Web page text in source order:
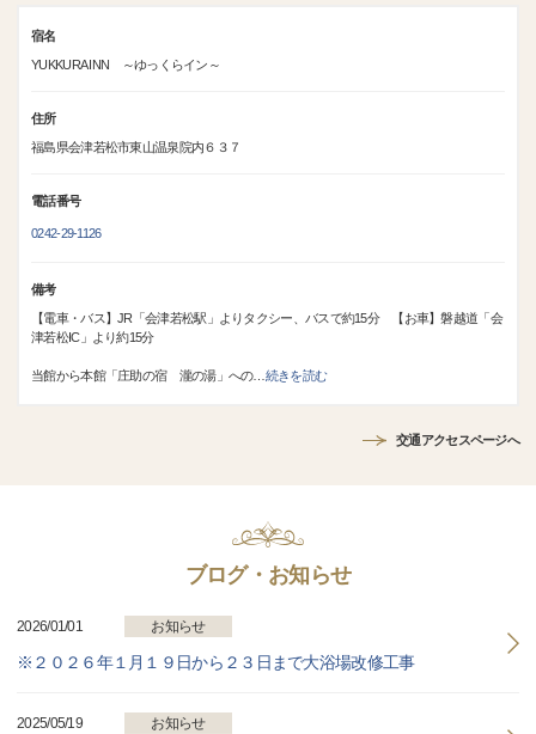
宿名
YUKKURA INN ～ゆっくらイン～
住所
福島県会津若松市東山温泉院内６３７
電話番号
0242-29-1126
備考
【電車・バス】JR「会津若松駅」よりタクシー、バスで約15分 【お車】磐越道「会
津若松IC」より約15分
当館から本館「庄助の宿 瀧の湯」への… 続きを読む
交通アクセスページへ
ブログ・お知らせ
2026/01/01 お知らせ
※２０２６年１月１９日から２３日まで大浴場改修工事
2025/05/19 お知らせ